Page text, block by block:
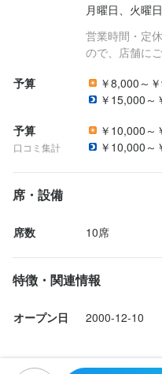
月曜日、火曜日
営業時間・定
ので、店舗に
予算
￥8,000～
￥15,000～
予算
口コミ集計
￥10,000～
￥10,000～
席・設備
席数 10席
特徴・関連情報
オープン日 2000-12-10